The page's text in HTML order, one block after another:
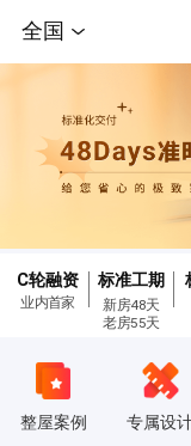
全国
C轮融资
业内首家
标准工期
新房48天
老房55天
整屋案例 专属设